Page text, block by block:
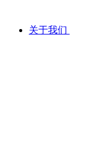
关于我们